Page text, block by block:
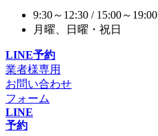
9:30～12:30 / 15:00～19:00
月曜、日曜・祝日
LINE予約
業者様専用
お問い合わせ
フォーム
LINE
予約